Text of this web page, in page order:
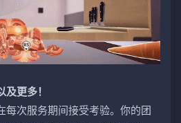
及更多！
每次服务期间接受考验。你的团